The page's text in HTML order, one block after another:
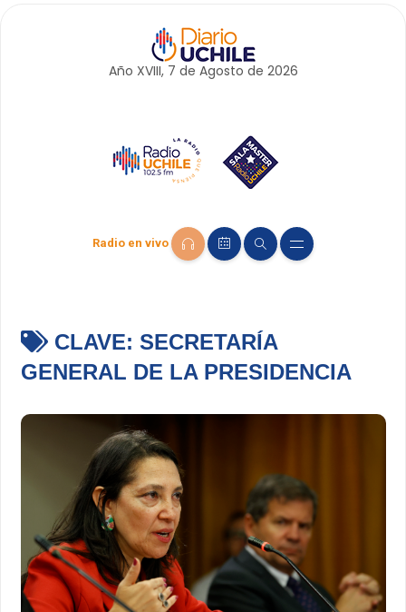
Año XVIII, 7 de Agosto de 2026
Radio en vivo
CLAVE: SECRETARÍA
GENERAL DE LA PRESIDENCIA